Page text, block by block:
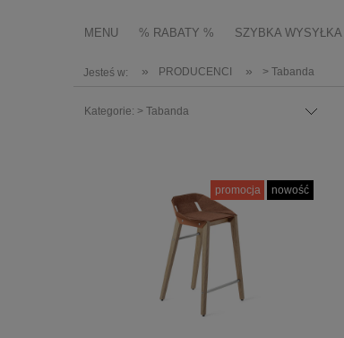
MENU % RABATY % SZYBKA WYSYŁKA
Jesteś w: » PRODUCENCI » > Tabanda
Kategorie: > Tabanda
promocja nowość